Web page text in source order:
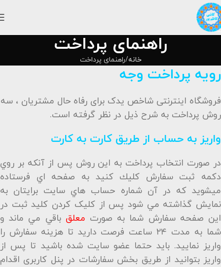
راهنمای پرداخت
خانه راهنمای پرداخت
رویه پرداخت وجه
فروشگاه اینترنتی شاخص یدک برای رفاه حال مشتریان ، سه
روش پرداخت به شرح ذیل در نظر گرفته است.
واریز به حساب از طریق کارت به کارت
در صورت انتخاب پرداخت به این روش پس از آنکه بر روي
دكمه ثبت سفارش كليك كنيد به صفحه اي فرستاده
مي‎شويد كه در آن شماره حساب هاي سايت برايتان به
نمايش گذاشته مي شود پس از کلیک کردن کلید ثبت در
اين صفحه سفارش شما به صورت معلق باقي مي ماند و
شما به مدت ۲۴ ساعت فرصت دارید تا هزینه سفارش را
واریز نمایید. بايد حتما عضو سايت شده باشيد تا پس از
واریز بتوانید از طریق بخش سفارشات در پنل کاربری اقدام